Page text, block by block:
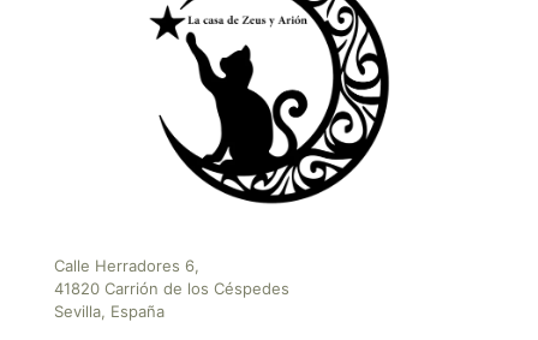
Calle Herradores 6,
41820 Carrión de los Céspedes
Sevilla, España